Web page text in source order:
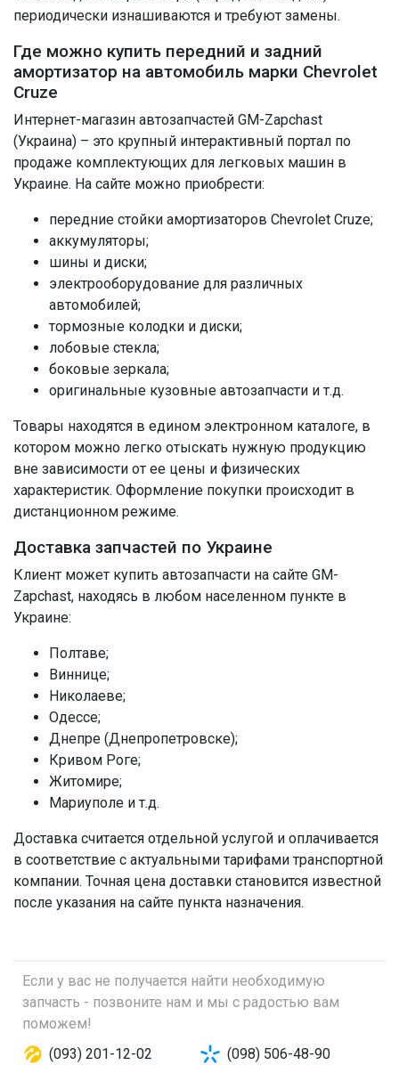
периодически изнашиваются и требуют замены.
Где можно купить передний и задний
амортизатор на автомобиль марки Chevrolet
Cruze
Интернет-магазин автозапчастей GM-Zapchast
(Украина) – это крупный интерактивный портал по
продаже комплектующих для легковых машин в
Украине. На сайте можно приобрести:
передние стойки амортизаторов Chevrolet Cruze;
аккумуляторы;
шины и диски;
электрооборудование для различных
автомобилей;
тормозные колодки и диски;
лобовые стекла;
боковые зеркала;
оригинальные кузовные автозапчасти и т.д.
Товары находятся в едином электронном каталоге, в
котором можно легко отыскать нужную продукцию
вне зависимости от ее цены и физических
характеристик. Оформление покупки происходит в
дистанционном режиме.
Доставка запчастей по Украине
Клиент может купить автозапчасти на сайте GM-
Zapchast, находясь в любом населенном пункте в
Украине:
Полтаве;
Виннице;
Николаеве;
Одессе;
Днепре (Днепропетровске);
Кривом Роге;
Житомире;
Мариуполе и т.д.
Доставка считается отдельной услугой и оплачивается
в соответствие с актуальными тарифами транспортной
компании. Точная цена доставки становится известной
после указания на сайте пункта назначения.
Если у вас не получается найти необходимую
запчасть - позвоните нам и мы с радостью вам
поможем!
(093) 201-12-02
(098) 506-48-90